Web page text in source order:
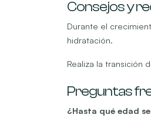
Consejos y
Durante el
hidratación.
Realiza la transición
Preguntas
¿Hasta qué edad